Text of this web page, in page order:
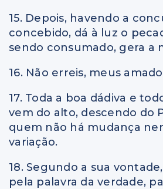
15. Depois, havendo a
concebido, dá à luz o
sendo consumado, gera a
16. Não erreis, meus
17. Toda a boa dádiva e
vem do alto, descendo do
quem não há mudança
variação.
18. Segundo a sua
pela palavra da verdade,